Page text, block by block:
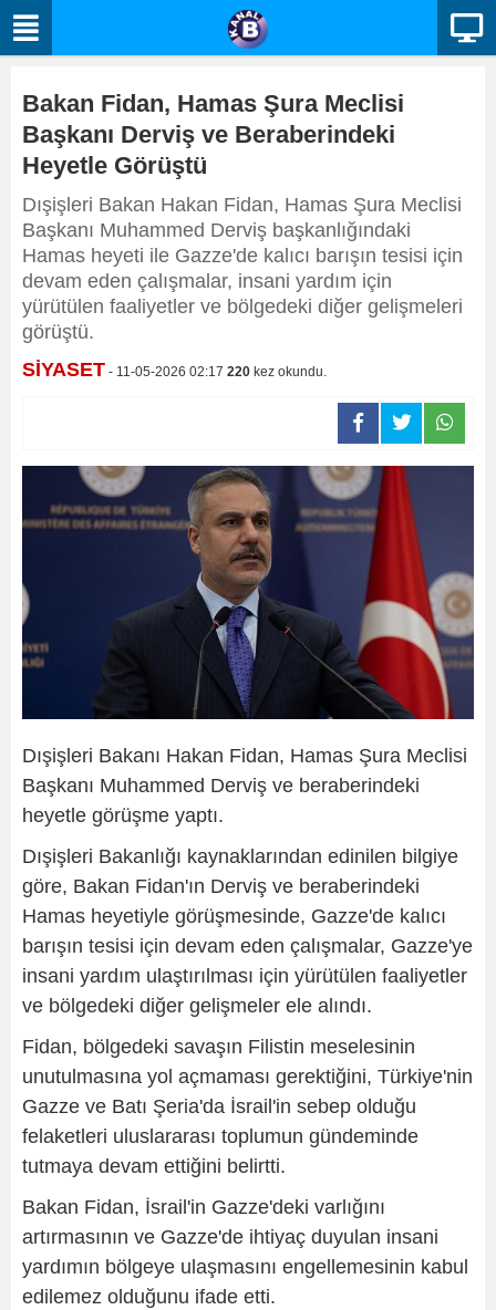
Bakan Fidan, Hamas Şura Meclisi
Başkanı Derviş ve Beraberindeki
Heyetle Görüştü
Dışişleri Bakan Hakan Fidan, Hamas Şura Meclisi
Başkanı Muhammed Derviş başkanlığındaki
Hamas heyeti ile Gazze'de kalıcı barışın tesisi için
devam eden çalışmalar, insani yardım için
yürütülen faaliyetler ve bölgedeki diğer gelişmeleri
görüştü.
SİYASET - 11-05-2026 02:17 220 kez okundu.
Dışişleri Bakanı Hakan Fidan, Hamas Şura Meclisi
Başkanı Muhammed Derviş ve beraberindeki
heyetle görüşme yaptı.
Dışişleri Bakanlığı kaynaklarından edinilen bilgiye
göre, Bakan Fidan'ın Derviş ve beraberindeki
Hamas heyetiyle görüşmesinde, Gazze'de kalıcı
barışın tesisi için devam eden çalışmalar, Gazze'ye
insani yardım ulaştırılması için yürütülen faaliyetler
ve bölgedeki diğer gelişmeler ele alındı.
Fidan, bölgedeki savaşın Filistin meselesinin
unutulmasına yol açmaması gerektiğini, Türkiye'nin
Gazze ve Batı Şeria'da İsrail'in sebep olduğu
felaketleri uluslararası toplumun gündeminde
tutmaya devam ettiğini belirtti.
Bakan Fidan, İsrail'in Gazze'deki varlığını
artırmasının ve Gazze'de ihtiyaç duyulan insani
yardımın bölgeye ulaşmasını engellemesinin kabul
edilemez olduğunu ifade etti.